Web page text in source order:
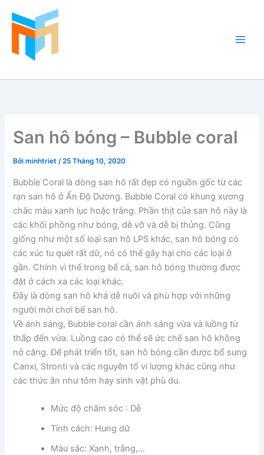
San hô bóng – Bubble coral
Bởiminhtriet/25 Tháng 10, 2020
Bubble Coral là dòng san hô rất đẹp có nguồn gốc từ các
rạn san hô ở Ấn Độ Dương. Bubble Coral có khung xương
chắc màu xanh lục hoặc trắng. Phần thịt của san hô này là
các khối phồng như bóng, dễ vỡ và dễ bị thủng. Cũng
giống như một số loại san hô LPS khác, san hô bóng có
các xúc tu quét rất dữ, nó có thể gây hại cho các loại ở
gần. Chính vì thế trong bể cá, san hô bóng thường được
đặt ở cách xa các loại khác.
Đây là dòng san hô khá dễ nuôi và phù hợp với những
người mới chơi bể san hô.
Về ánh sáng, Bubble coral cần ánh sáng vừa và luồng từ
thấp đến vừa. Luồng cao có thể sẽ ức chế san hô không
nở căng. Để phát triển tốt, san hô bóng cần được bổ sung
Canxi, Stronti và các nguyên tố vi lượng khác cũng như
các thức ăn như tôm hay sinh vật phù du.
Mức độ chăm sóc : Dễ
Tính cách: Hung dữ
Màu sắc: Xanh, trắng,…